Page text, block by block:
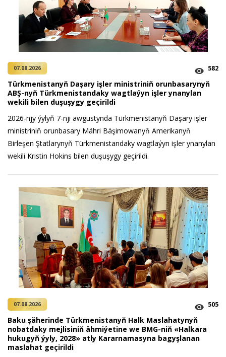
07.08.2026 582
Türkmenistanyň Daşary işler ministriniň orunbasarynyň
ABŞ-nyň Türkmenistandaky wagtlaýyn işler ynanylan
wekili bilen duşuşygy geçirildi
2026-njy ýylyň 7-nji awgustynda Türkmenistanyň Daşary işler
ministriniň orunbasary Mähri Bäşimowanyň Amerikanyň
Birleşen Ştatlarynyň Türkmenistandaky wagtlaýyn işler ynanylan
wekili Kristin Hokins bilen duşuşygy geçirildi.
07.08.2026 505
Baku şäherinde Türkmenistanyň Halk Maslahatynyň
nobatdaky mejlisiniň ähmiýetine we BMG-niň «Halkara
hukugyň ýyly, 2028» atly Kararnamasyna bagyşlanan
maslahat geçirildi